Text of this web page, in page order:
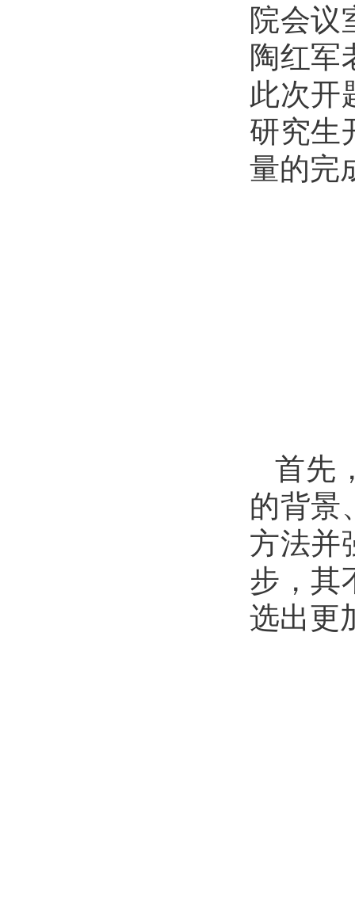
院会议
陶红军
此次开
研究生
量的完
首先
的背景
方法并
步，其
选出更